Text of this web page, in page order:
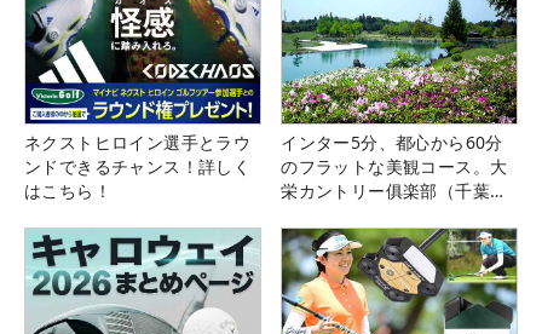
ネクストヒロイン選手とラウ
ンドできるチャンス！詳しく
はこちら！
インター5分、都心から60分
のフラットな美観コース。大
栄カントリー俱楽部（千葉